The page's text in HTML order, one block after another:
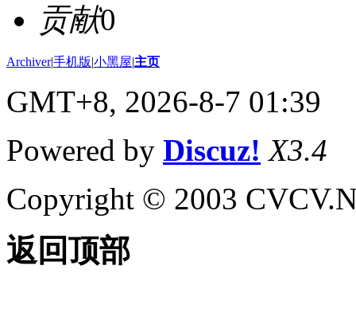
贡献0
Archiver|手机版|小黑屋|主页
GMT+8, 2026-8-7 01:39
Powered by Discuz! X3.4
Copyright © 2003
返回顶部